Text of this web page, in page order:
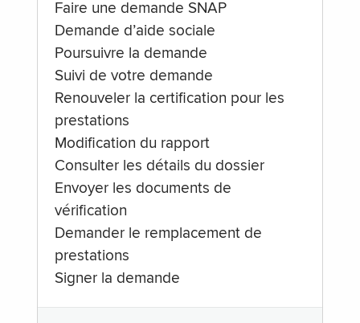
Faire une demande SNAP
Demande d’aide sociale
Poursuivre la demande
Suivi de votre demande
Renouveler la certification pour les
prestations
Modification du rapport
Consulter les détails du dossier
Envoyer les documents de
vérification
Demander le remplacement de
prestations
Signer la demande